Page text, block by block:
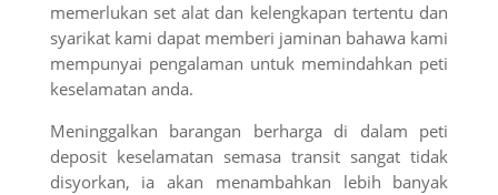
memerlukan set alat dan kelengkapan tertentu dan
syarikat kami dapat memberi jaminan bahawa kami
mempunyai pengalaman untuk memindahkan peti
keselamatan anda.
Meninggalkan barangan berharga di dalam peti
deposit keselamatan semasa transit sangat tidak
disyorkan, ia akan menambahkan lebih banyak